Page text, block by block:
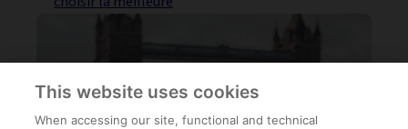
This website uses cookies
When accessing our site, functional and technical